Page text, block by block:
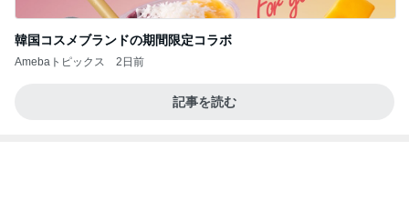
韓国コスメブランドの期間限定コラボ
Amebaトピックス 2日前
記事を読む